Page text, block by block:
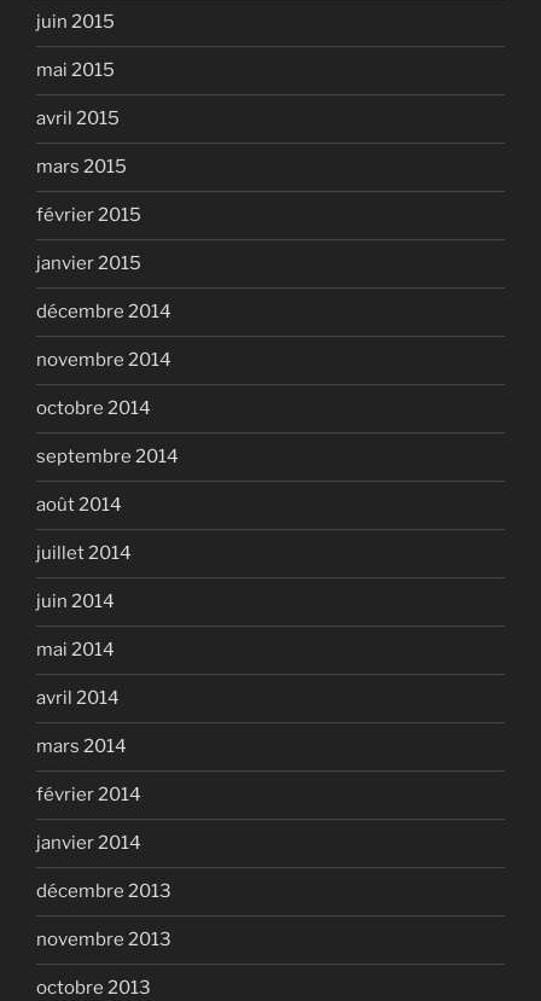
juin 2015
mai 2015
avril 2015
mars 2015
février 2015
janvier 2015
décembre 2014
novembre 2014
octobre 2014
septembre 2014
août 2014
juillet 2014
juin 2014
mai 2014
avril 2014
mars 2014
février 2014
janvier 2014
décembre 2013
novembre 2013
octobre 2013